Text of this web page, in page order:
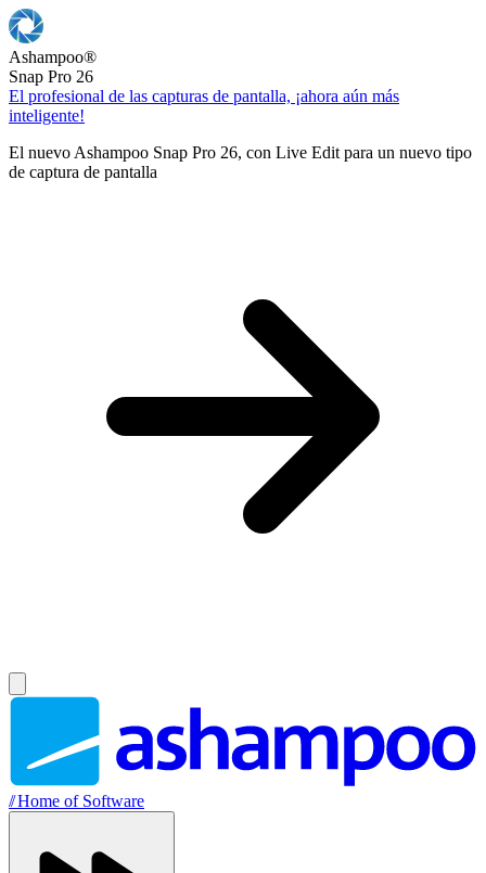
Ashampoo®
Snap Pro 26
El profesional de las capturas de pantalla, ¡ahora aún más
inteligente!
El nuevo Ashampoo Snap Pro 26, con Live Edit para un nuevo tipo
de captura de pantalla
//Home of Software